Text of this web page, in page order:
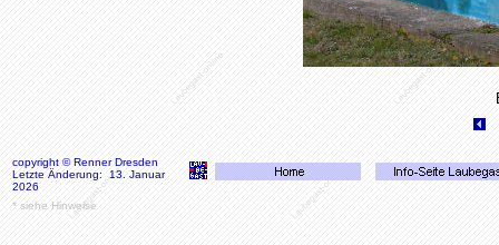
copyright © Renner Dresden
Letzte Änderung: 13. Januar
2026
* siehe Hinweise